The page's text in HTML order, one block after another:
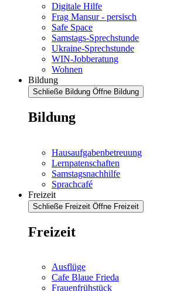
Digitale Hilfe
Frag Mansur - persisch
Safe Space
Samstags-Sprechstunde
Ukraine-Sprechstunde
WIN-Jobberatung
Wohnen
Bildung
Schließe Bildung Öffne Bildung
Bildung
Hausaufgabenbetreuung
Lernpatenschaften
Samstagsnachhilfe
Sprachcafé
Freizeit
Schließe Freizeit Öffne Freizeit
Freizeit
Ausflüge
Cafe Blaue Frieda
Frauenfrühstück